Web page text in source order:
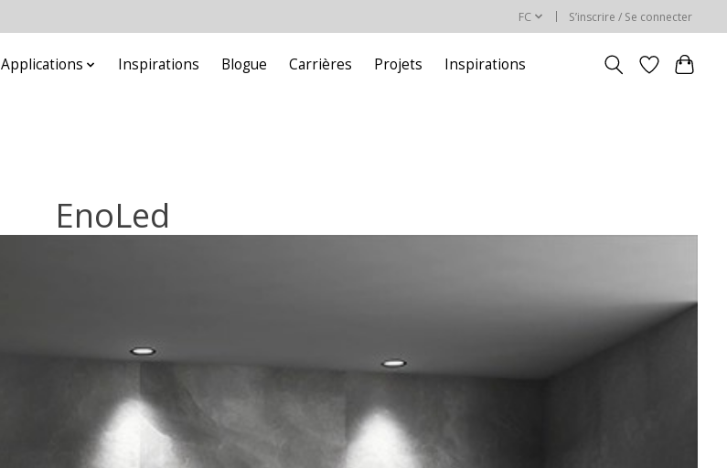
FC S’inscrire / Se connecter
Applications Inspirations Blogue Carrières Projets Inspirations
EnoLed